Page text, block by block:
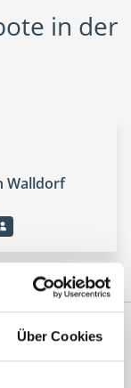
Über Cookies
in der
Walldorf